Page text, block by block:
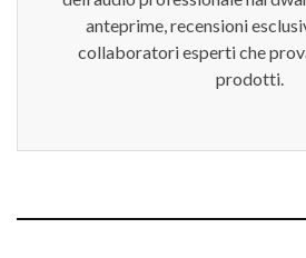
anteprime, recensioni
collaboratori esperti che
prodotti.